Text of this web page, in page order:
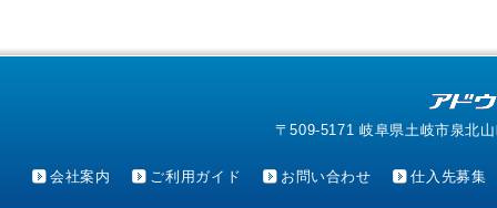
〒509-5171 岐阜県土岐市泉北
会社案内 ご利用ガイド お問い合わせ 仕入先募集